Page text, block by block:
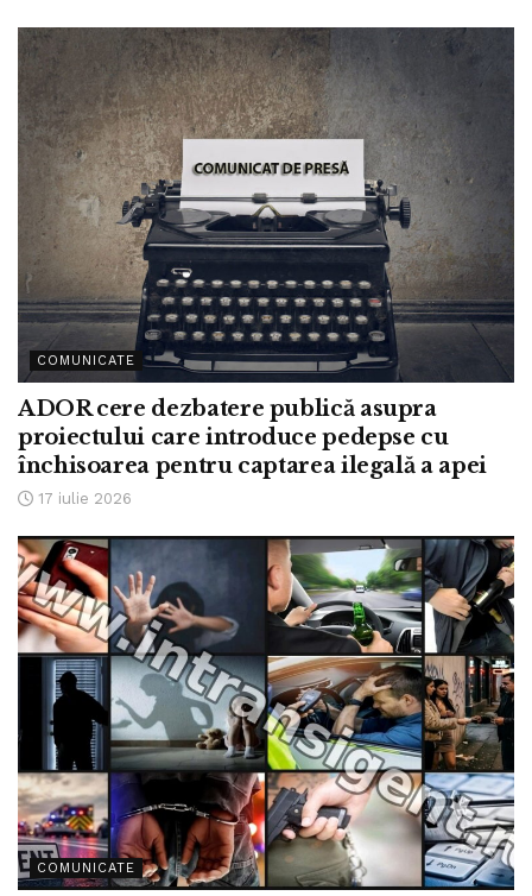
COMUNICATE
ADOR cere dezbatere publică asupra
proiectului care introduce pedepse cu
închisoarea pentru captarea ilegală a apei
17 iulie 2026
COMUNICATE